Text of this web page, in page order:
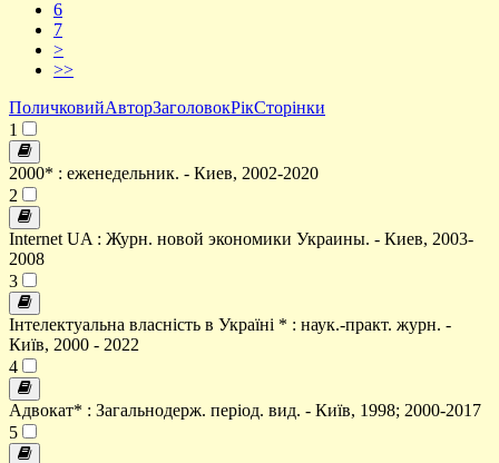
6
7
>
>>
ПоличковийАвторЗаголовокРікСторінки
1
2000* : еженедельник. - Киев, 2002-2020
2
Internet UA : Журн. новой экономики Украины. - Киев, 2003-
2008
3
Інтелектуальна власність в Україні * : наук.-практ. журн. -
Київ, 2000 - 2022
4
Адвокат* : Загальнодерж. період. вид. - Київ, 1998; 2000-2017
5